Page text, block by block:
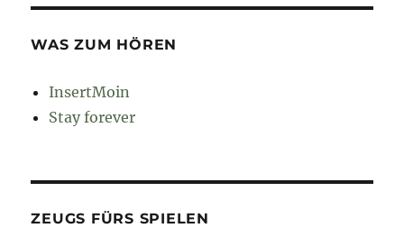
WAS ZUM HÖREN
InsertMoin
Stay forever
ZEUGS FÜRS SPIELEN